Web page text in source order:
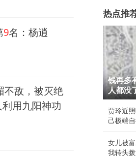
9名：杨逍
不敌，被灭绝
用九阳神功
1
2
3
热点推
钱再多
人都没
贾玲近
己极端
女儿被
我转头